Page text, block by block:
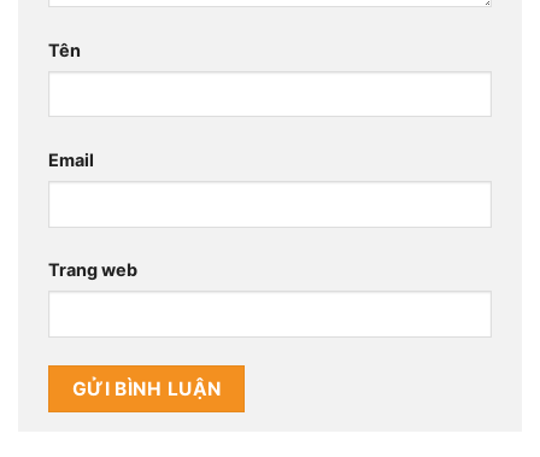
Tên
Email
Trang web